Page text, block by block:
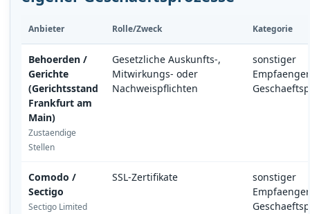
Anbieter Rolle/Zweck Kategorie
Behoerden /
Gerichte
(Gerichtsstand
Frankfurt am
Main)
Zustaendige
Stellen
Gesetzliche Auskunfts-,
Mitwirkungs- oder
Nachweispflichten
sonstiger
Comodo /
Sectigo
Sectigo Limited
SSL-Zertifikate
sonstiger